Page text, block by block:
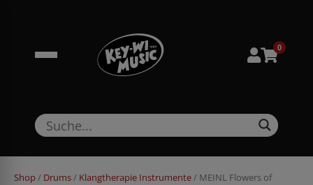
0
Shop/ Drums/ Klangtherapie Instrumente/ MEINL Flowers of